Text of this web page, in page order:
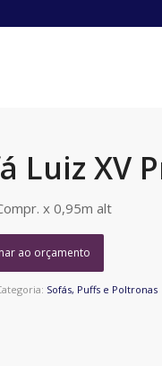
Luiz XV
x 0,95m alt
ao orçamento
Sofás, Puffs e Poltronas